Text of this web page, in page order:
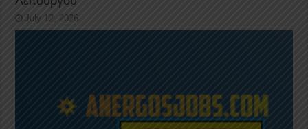
July 12, 2026